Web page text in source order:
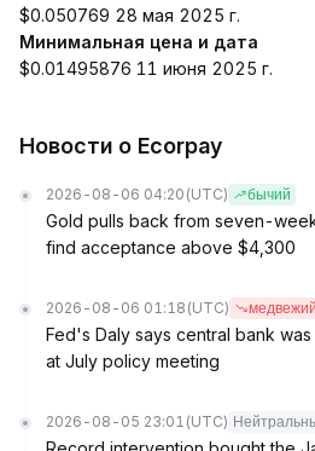
$0.050769 28 мая 2025 г.
Минимальная цена и дата
$0.01495876 11 июня 2025 г.
Новости о Ecorpay
2026-08-06 04:20 (UTC) бычий
Gold pulls back from seven-
find acceptance above $4,300
2026-08-06 01:18 (UTC) медвежий
Fed's Daly says central bank
at July policy meeting
2026-08-05 23:01 (UTC)